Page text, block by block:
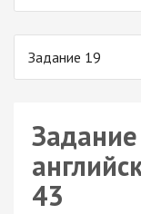
Задание 19
43